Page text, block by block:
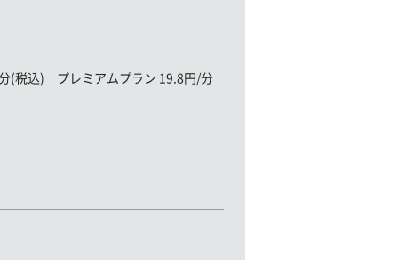
(税込) プレミアムプラン 19.8円/分